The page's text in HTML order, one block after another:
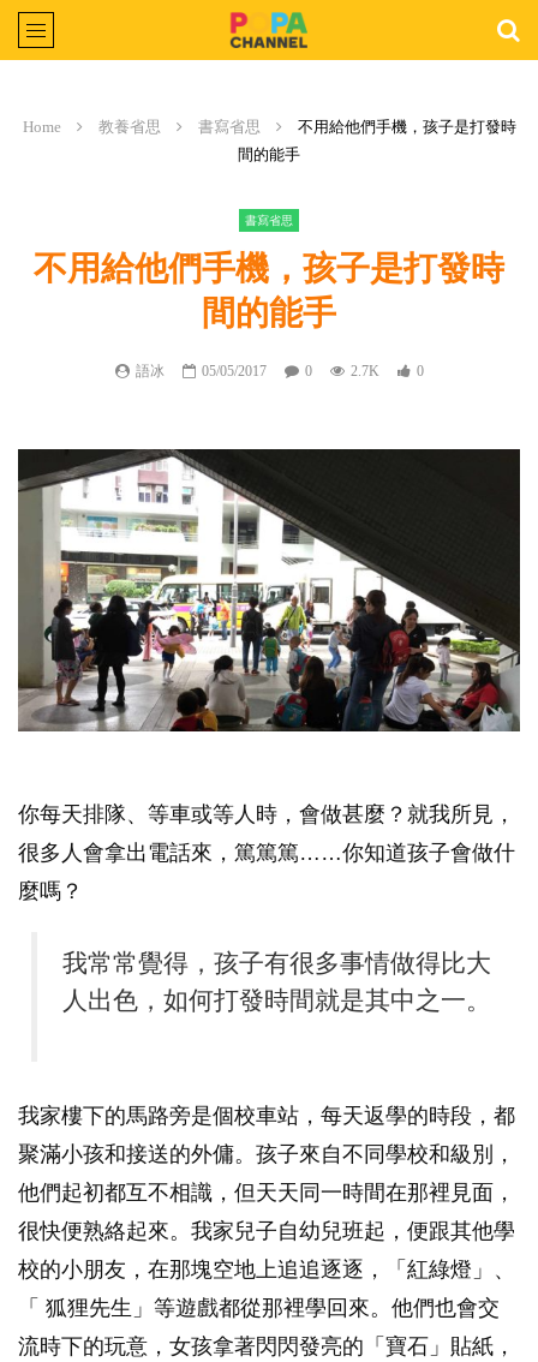
Home 教養省思 書寫省思
不用給他們手機，孩子是打發時
間的能手
書寫省思
不用給他們手機，孩子是打發時
間的能手
語冰 05/05/2017 0 2.7K 0
你每天排隊、等車或等人時，會做甚麼？就我所見，
很多人會拿出電話來，篤篤篤……你知道孩子會做什
麼嗎？
我常常覺得，孩子有很多事情做得比大
人出色，如何打發時間就是其中之一。
我家樓下的馬路旁是個校車站，每天返學的時段，都
聚滿小孩和接送的外傭。孩子來自不同學校和級別，
他們起初都互不相識，但天天同一時間在那裡見面，
很快便熟絡起來。我家兒子自幼兒班起，便跟其他學
校的小朋友，在那塊空地上追追逐逐，「紅綠燈」、
「 狐狸先生」等遊戲都從那裡學回來。他們也會交
流時下的玩意，女孩拿著閃閃發亮的「寶石」貼紙，